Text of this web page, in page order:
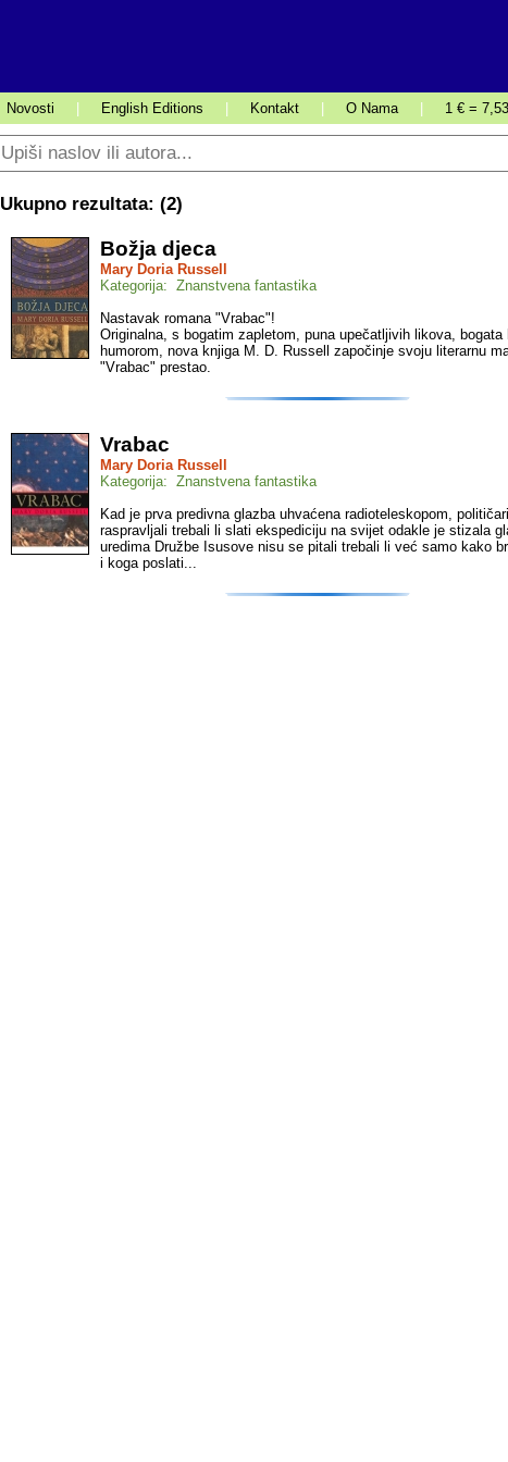
Novosti English Editions Kontakt O Nama 1 € =
Ukupno rezultata: (2)
Božja djeca
Mary Doria Russell
Kategorija: Znanstvena fantastika
Nastavak romana "Vrabac"!
Originalna, s bogatim zapletom, puna upečatljivih likova, bogata
humorom, nova knjiga M. D. Russell započinje svoju literarnu
"Vrabac" prestao.
Vrabac
Mary Doria Russell
Kategorija: Znanstvena fantastika
Kad je prva predivna glazba uhvaćena radioteleskopom,
raspravljali trebali li slati ekspediciju na svijet odakle je stizala
uredima Družbe Isusove nisu se pitali trebali li već samo kako
i koga poslati...